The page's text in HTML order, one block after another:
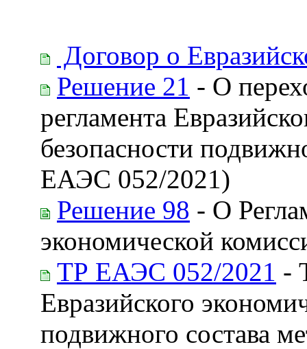
Договор о
Решение 21 - О
регламента
безопасности
ЕАЭС 052/2021)
Решение 98 - О
экономической
ТР ЕАЭС 052/2021 -
Евразийского
подвижного состава